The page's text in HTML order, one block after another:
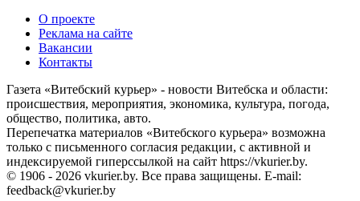
О проекте
Реклама на сайте
Вакансии
Контакты
Газета «Витебский курьер» - новости Витебска и области:
происшествия, мероприятия, экономика, культура, погода,
общество, политика, авто.
Перепечатка материалов «Витебского курьера» возможна
только с письменного согласия редакции, с активной и
индексируемой гиперссылкой на сайт https://vkurier.by.
© 1906 - 2026 vkurier.by. Все права защищены. E-mail:
feedback@vkurier.by